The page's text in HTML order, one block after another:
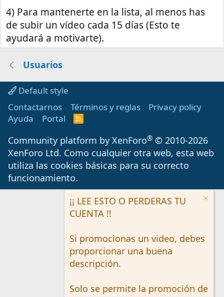
4) Para mantenerte en la lista, al menos has
de subir un vídeo cada 15 días (Esto te
ayudará a motivarte).
Usuarios
Default style
Contactarnos
Términos y reglas
Privacy policy
Ayuda
Portal
R
S
Community platform by XenForo® © 2010-2026
XenForo Ltd. Como cualquier otra web, esta web
utiliza las cookies básicas para su correcto
funcionamiento.
¡¡ LEE ESTO O PERDERAS TU
CUENTA !!
Si promocionas un video, debes
proporcionar una buena
descripción.
Solo se permite la promoción de